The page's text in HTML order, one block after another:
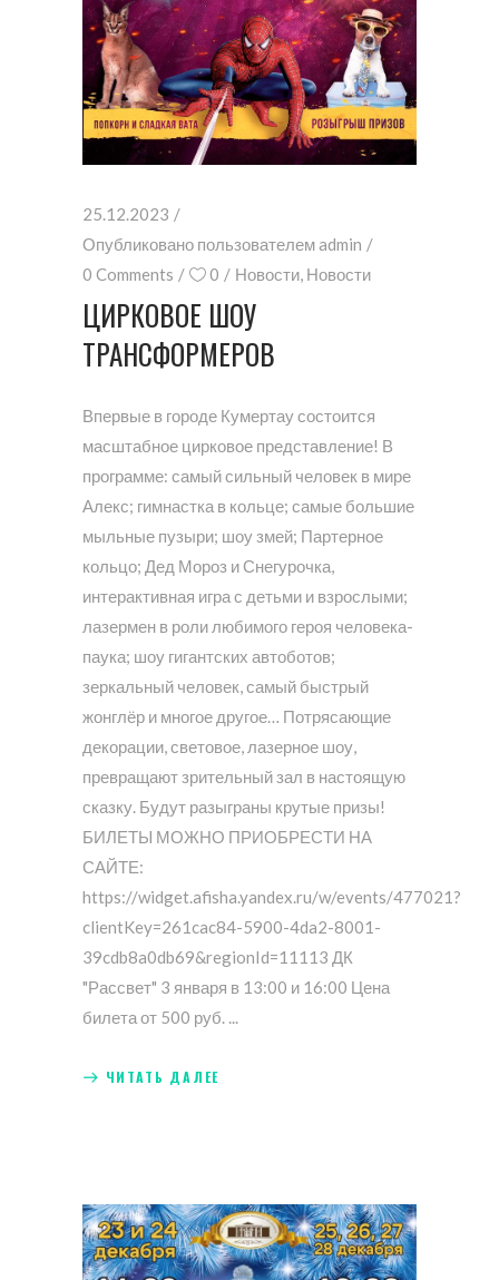
25.12.2023
Опубликовано пользователемadmin
0 Comments
0 Новости, Новости
ЦИРКОВОЕ ШОУ
ТРАНСФОРМЕРОВ
Впервые в городе Кумертау состоится
масштабное цирковое представление! В
программе: самый сильный человек в мире
Алекс; гимнастка в кольце; самые большие
мыльные пузыри; шоу змей; Партерное
кольцо; Дед Мороз и Снегурочка,
интерактивная игра с детьми и взрослыми;
лазермен в роли любимого героя человека-
паука; шоу гигантских автоботов;
зеркальный человек, самый быстрый
жонглёр и многое другое… Потрясающие
декорации, световое, лазерное шоу,
превращают зрительный зал в настоящую
сказку. Будут разыграны крутые призы!
БИЛЕТЫ МОЖНО ПРИОБРЕСТИ НА
САЙТЕ:
https://widget.afisha.yandex.ru/w/events/477021?
clientKey=261cac84-5900-4da2-8001-
39cdb8a0db69&regionId=11113 ДК
"Рассвет" 3 января в 13:00 и 16:00 Цена
билета от 500 руб.
ЧИТАТЬ ДАЛЕЕ